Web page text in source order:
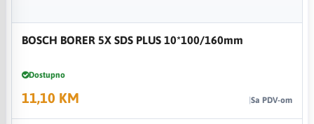
BOSCH BORER 5X SDS PLUS 10*100/160mm
Dostupno
11,10 KM Sa PDV-om